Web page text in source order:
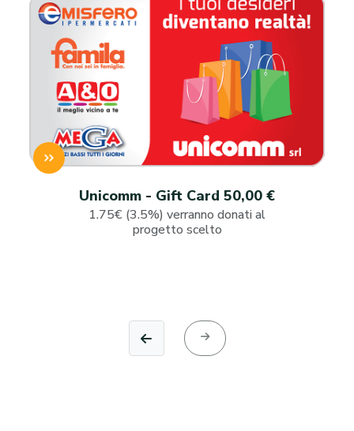
Unicomm - Gift Card 50,00 €
1.75€ (3.5%) verranno donati al
progetto scelto